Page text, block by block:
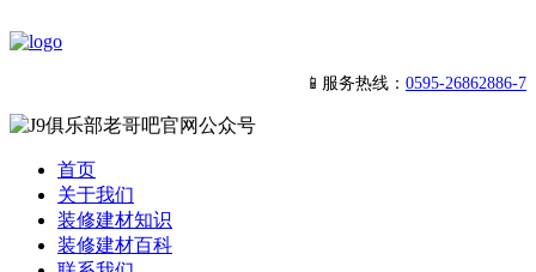
📱服务热线： 0595-26862886-7
首页
关于我们
装修建材知识
装修建材百科